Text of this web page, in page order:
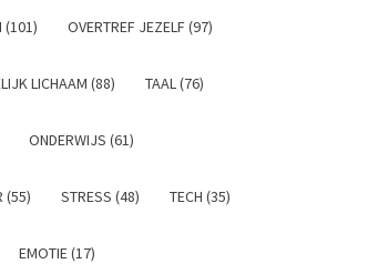
(101) OVERTREF JEZELF (97)
LICHAAM (88) TAAL (76)
ONDERWIJS (61)
(55) STRESS (48) TECH (35)
EMOTIE (17)